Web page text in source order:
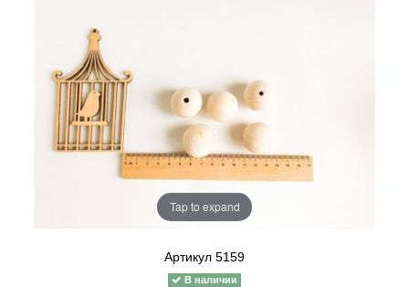
Tap to expand
Артикул 5159
В наличии